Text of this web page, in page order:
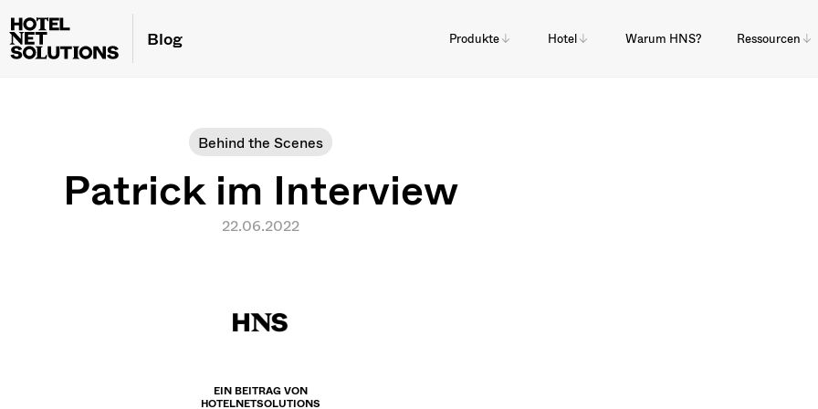
Blog Produkte Hotel Warum HNS? Ressourcen
Behind the Scenes
Patrick im Interview
22.06.2022
EIN BEITRAG VON
HOTELNETSOLUTIONS